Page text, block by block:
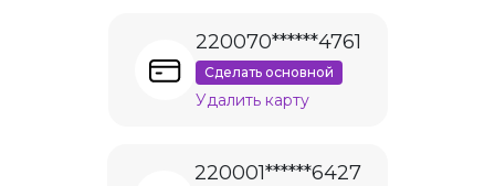
220070******4761
Сделать основной
Удалить карту
220001******6427